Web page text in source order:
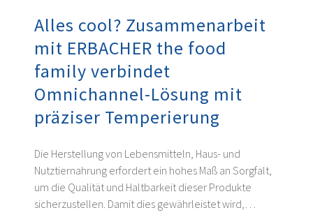
Alles cool? Zusammenarbeit
mit ERBACHER the food
family verbindet
Omnichannel-Lösung mit
präziser Temperierung
Die Herstellung von Lebensmitteln, Haus- und
Nutztiernahrung erfordert ein hohes Maß an Sorgfalt,
um die Qualität und Haltbarkeit dieser Produkte
sicherzustellen. Damit dies gewährleistet wird,…